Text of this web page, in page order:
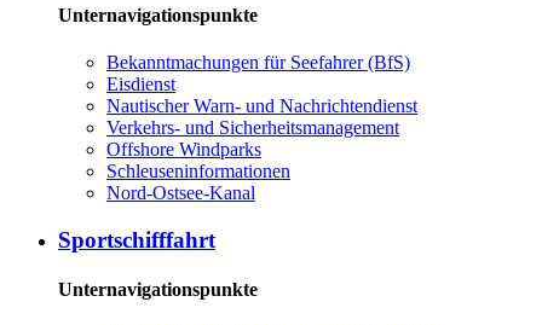
Unternavigationspunkte
Be­kannt­ma­chun­gen für See­fah­rer (BfS)
Eis­dienst
Nau­ti­scher Warn-​ und Nach­rich­ten­dienst
Ver­kehrs-​ und Si­cher­heits­ma­na­ge­ment
Offs­ho­re Wind­parks
Schleu­sen­in­for­ma­tio­nen
Nord-​Ost­see-​Ka­nal
Sport­schiff­fahrt
Unternavigationspunkte